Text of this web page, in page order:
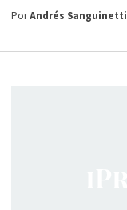
PorAndrés Sanguinetti